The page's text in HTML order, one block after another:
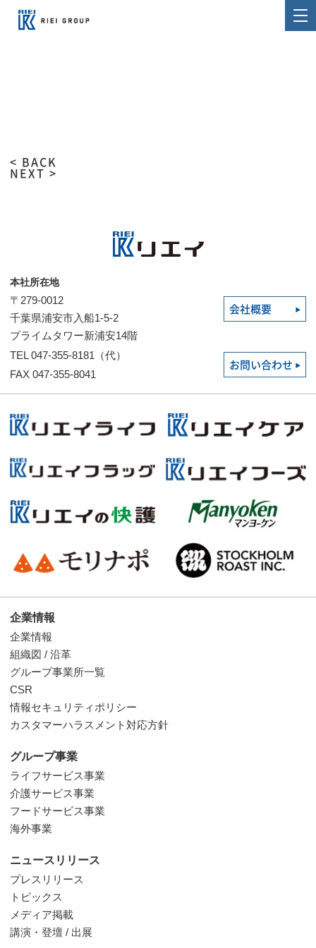
< BACK
NEXT >
本社所在地
〒279-0012
千葉県浦安市入船1-5-2
プライムタワー新浦安14階
会社概要
TEL 047-355-8181（代）
FAX 047-355-8041
お問い合わせ
企業情報
企業情報
組織図 / 沿革
グループ事業所一覧
CSR
情報セキュリティポリシー
カスタマーハラスメント対応方針
グループ事業
ライフサービス事業
介護サービス事業
フードサービス事業
海外事業
ニュースリリース
プレスリリース
トピックス
メディア掲載
講演・登壇 / 出展